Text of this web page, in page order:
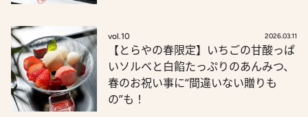
vol.10 2026.03.11
【とらやの春限定】いちごの甘酸っぱ
いソルベと白餡たっぷりのあんみつ、
春のお祝い事に“間違いない贈りも
の”も！